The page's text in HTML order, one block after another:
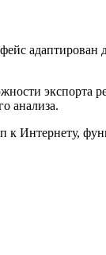
адаптирован
экспорта
анализа.
к Интернету,